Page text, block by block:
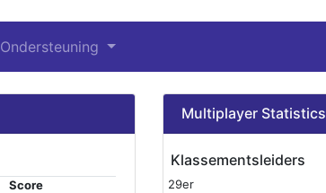
Ondersteuning
Score
Multiplayer Statistics
Klassementsleiders
29er